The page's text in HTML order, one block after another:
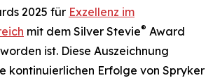
2025 für Exzellenz im
mit dem Silver Stevie® Award
ist. Diese Auszeichnung
kontinuierlichen Erfolge von Spryker